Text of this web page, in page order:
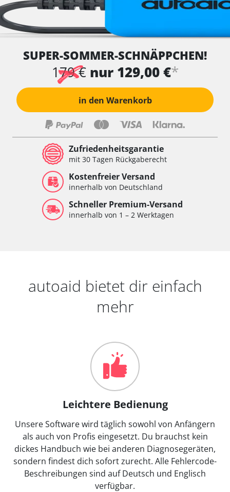
SUPER-SOMMER-SCHNÄPPCHEN!
179 € nur 129,00 €*
in den Warenkorb
Zufriedenheitsgarantie
mit 30 Tagen Rückgaberecht
Kostenfreier Versand
innerhalb von Deutschland
Schneller Premium-Versand
innerhalb von 1 – 2 Werktagen
autoaid bietet dir einfach
mehr
Leichtere Bedienung
Unsere Software wird täglich sowohl von Anfängern
als auch von Profis eingesetzt. Du brauchst kein
dickes Handbuch wie bei anderen Diagnosegeräten,
sondern findest dich sofort zurecht. Alle Fehlercode-
Beschreibungen sind auf Deutsch und Englisch
verfügbar.